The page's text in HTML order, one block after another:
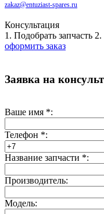
zakaz@entuziast-spares.ru
Консультация
1. Подобрать запчасть 2.
оформить заказ
Заявка на
Ваше имя *:
Телефон *:
Название запчасти *:
Производитель:
Модель: